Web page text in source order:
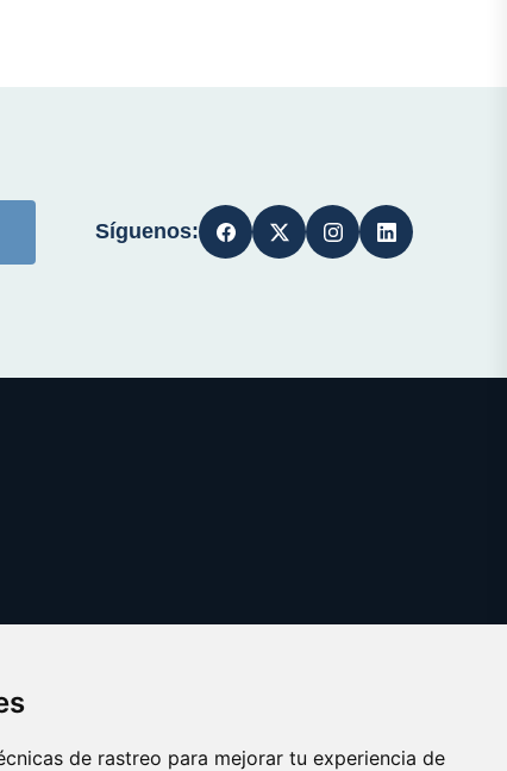
de rastreo para mejorar tu experiencia de
Síguenos: